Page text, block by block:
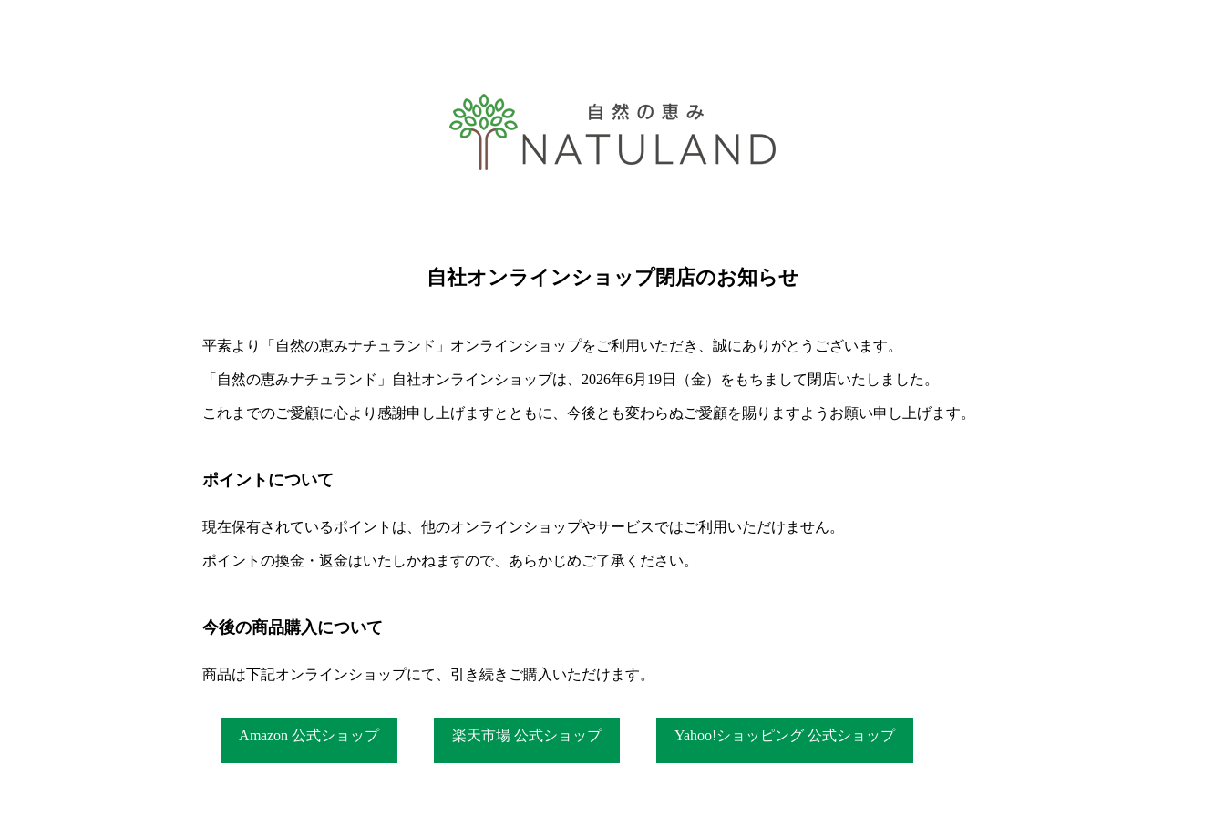
自社オンラインショップ閉店のお知らせ
平素より「自然の恵みナチュランド」オンラインショップをご利用いただき、誠にありがとうございます。
「自然の恵みナチュランド」自社オンラインショップは、2026年6月19日（金）をもちまして閉店いたしました。
これまでのご愛顧に心より感謝申し上げますとともに、今後とも変わらぬご愛顧を賜りますようお願い申し上げます。
ポイントについて
現在保有されているポイントは、他のオンラインショップやサービスではご利用いただけません。
ポイントの換金・返金はいたしかねますので、あらかじめご了承ください。
今後の商品購入について
商品は下記オンラインショップにて、引き続きご購入いただけます。
Amazon 公式ショップ 楽天市場 公式ショップ Yahoo!ショッピング 公式ショップ